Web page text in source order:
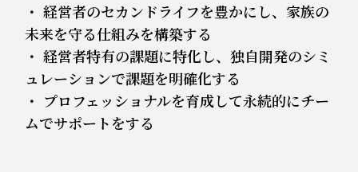
・ 経営者のセカンドライフを豊かにし、家族の
未来を守る仕組みを構築する
・ 経営者特有の課題に特化し、独自開発のシミ
ュレーションで課題を明確化する
・ プロフェッショナルを育成して永続的にチー
ムでサポートをする